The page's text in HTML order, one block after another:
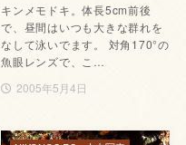
キンメモドキ。体長5cm前後
で、昼間はいつも大きな群れを
なして泳いでます。 対角170°の
魚眼レンズで、こ…
2005年5月4日